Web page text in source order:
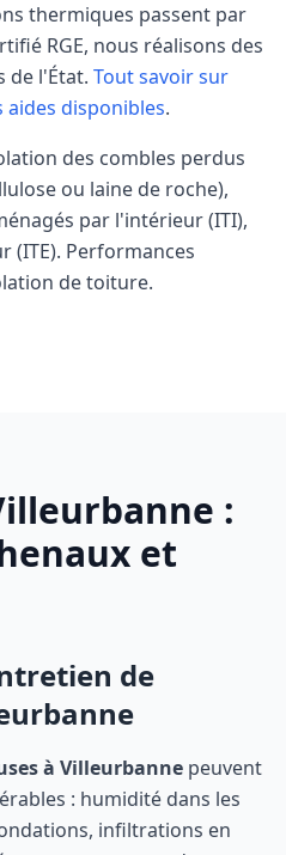
thermiques passent par
RGE, nous réalisons des
de l'État. Tout savoir sur
disponibles.
des combles perdus
ou laine de roche),
par l'intérieur (ITI),
(ITE). Performances
de toiture.
:
et
de
à Villeurbanne peuvent
: humidité dans les
infiltrations en